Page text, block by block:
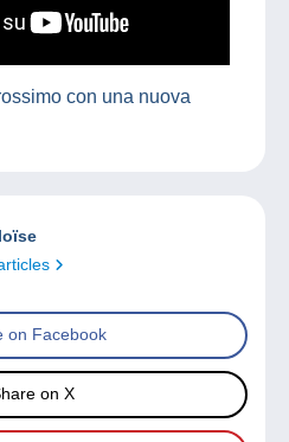
con una nuova
on Facebook
on X